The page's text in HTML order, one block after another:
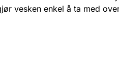
vesken enkel å ta med